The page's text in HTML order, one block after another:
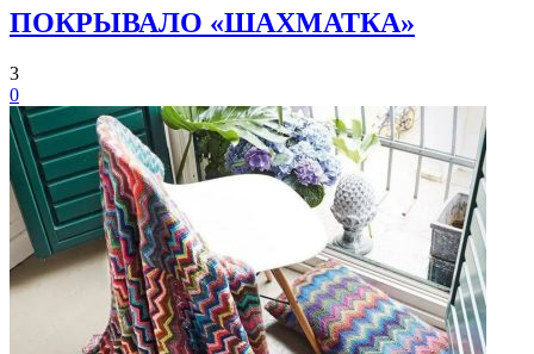
ПOКРЫВАЛО «ШAXМАТКА»
3
0